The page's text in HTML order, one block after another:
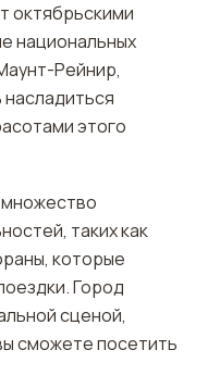
октябрьскими
национальных
Рейнир,
этого
таких как
которые
Город
сценой,
сможете посетить